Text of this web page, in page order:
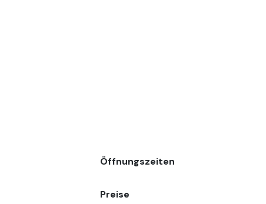
Öffnungszeiten
Preise